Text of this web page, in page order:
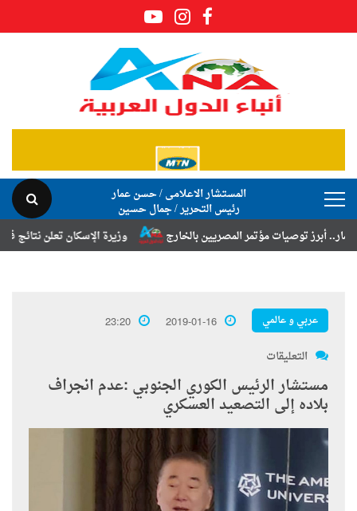
المستشار الاعلامى / حسن عمار
رئيس التحرير / جمال حسين
وزيرة الإسكان تعلن نتائج قرعة
مؤتمر المصريين بالخارج
عربي و عالمي 2019-01-16
23:20
التعليقات
مستشار الرئيس الكوري الجنوبي :عدم انجراف
بلاده إلى التصعيد العسكري